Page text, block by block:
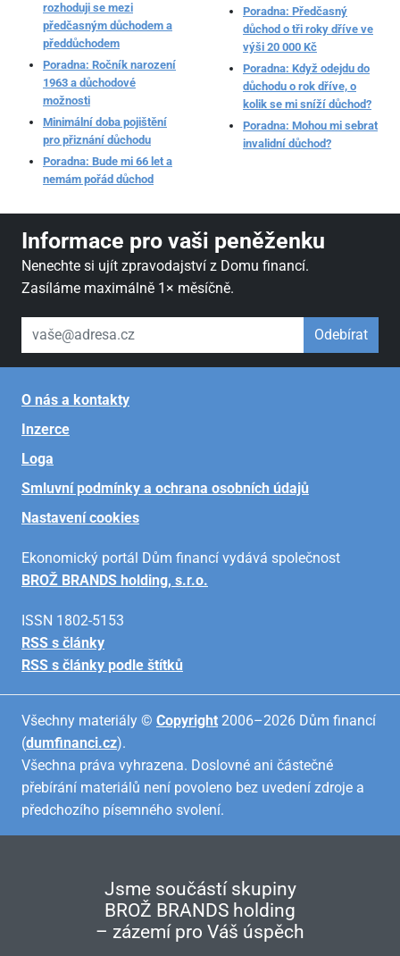
rozhoduji se mezi
předčasným důchodem a
předdůchodem
Poradna: Ročník narození
1963 a důchodové
možnosti
Minimální doba pojištění
pro přiznání důchodu
Poradna: Bude mi 66 let a
nemám pořád důchod
Poradna: Předčasný
důchod o tři roky dříve ve
výši 20 000 Kč
Poradna: Když odejdu do
důchodu o rok dříve, o
kolik se mi sníží důchod?
Poradna: Mohou mi sebrat
invalidní důchod?
Informace pro vaši peněženku
Nenechte si ujít zpravodajství z Domu financí.
Zasíláme maximálně 1× měsíčně.
váš email Odebírat
O nás a kontakty
Inzerce
Loga
Smluvní podmínky a ochrana osobních údajů
Nastavení cookies
Ekonomický portál Dům financí vydává společnost
BROŽ BRANDS holding, s.r.o.
ISSN 1802-5153
RSS s články
RSS s články podle štítků
Všechny materiály © Copyright 2006–2026 Dům financí
(dumfinanci.cz).
Všechna práva vyhrazena. Doslovné ani částečné
přebírání materiálů není povoleno bez uvedení zdroje a
předchozího písemného svolení.
Jsme součástí skupiny
BROŽ BRANDS holding
– zázemí pro Váš úspěch